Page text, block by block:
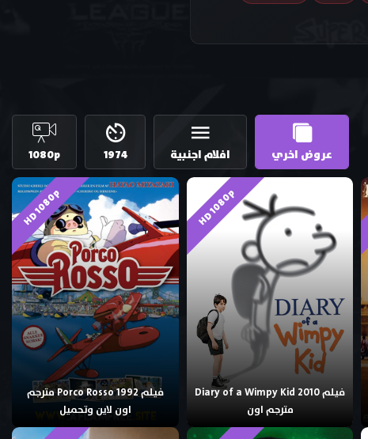
عروض اخري افلام اجنبية 1974
1080p
HD 1080p
فيلم Diary of a Wimpy Kid 2010
مترجم اون
HD 1080p
فيلم Porco Rosso 1992 مترجم
اون لاين وتحميل